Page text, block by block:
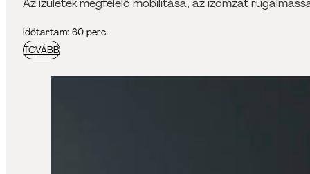
Az ízületek megfelelő mobilitása, az izomzat
Időtartam: 60 perc
TOVÁBB